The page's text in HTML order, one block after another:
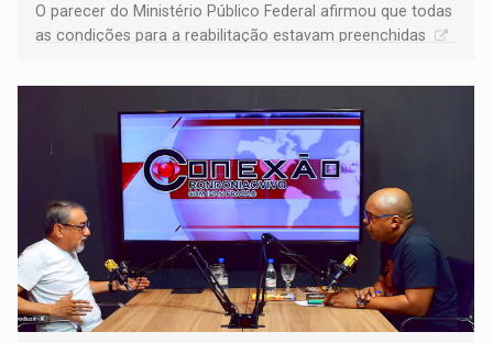
O parecer do Ministério Público Federal afirmou que todas
as condições para a reabilitação estavam preenchidas